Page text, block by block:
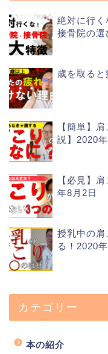
絶対に行
接骨院の選
歳を取る
【簡単】
説】 2020
【必見】
年8月2日
授乳中の
る！ 2020
カテゴリー
本の紹介